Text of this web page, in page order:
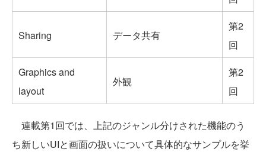
Sharing データ共有
第2
回
Graphics and
layout
外観
第2
回
連載第1回では、上記のジャンル分けされた機能のう
ち新しいUIと画面の扱いについて具体的なサンプルを挙